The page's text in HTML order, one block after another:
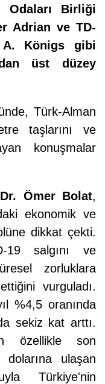
Odaları Birliği
Adrian ve TD-
A. Königs gibi
üst düzey
Türk-Alman
taşlarını ve
konuşmalar
Ömer Bolat,
ekonomik ve
dikkat çekti.
19 salgını ve
zorluklara
vurguladı.
%4,5 oranında
sekiz kat arttı.
özellikle son
ulaşan
Türkiye'nin